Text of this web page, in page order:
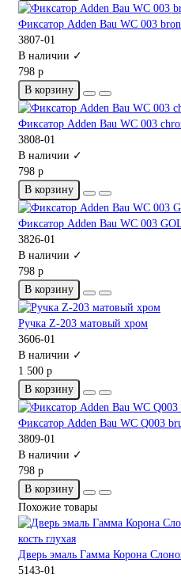
Фиксатор Adden Bau WC 003
3807-01
В наличии ✓
798 р
В корзину
Фиксатор Adden Bau WC 003
3808-01
В наличии ✓
798 р
В корзину
Фиксатор Adden Bau WC 003
3826-01
В наличии ✓
798 р
В корзину
Ручка Z-203 матовый хром
3606-01
В наличии ✓
1 500 р
В корзину
Фиксатор Adden Bau WC Q003
3809-01
В наличии ✓
798 р
В корзину
Похожие товары
Дверь эмаль Гамма Корона
5143-01